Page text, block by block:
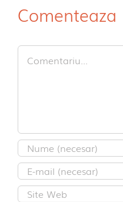
Comenteaza
Comment